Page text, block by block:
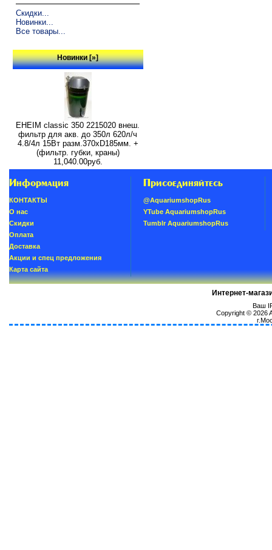
Скидки...
Новинки...
Все товары...
Новинки [»]
EHEIM classic 350 2215020 внеш.
фильтр для акв. до 350л 620л/ч
4.8/4л 15Вт разм.370хD185мм. +
(фильтр. губки, краны)
11,040.00руб.
Информация
КОНТАКТЫ
О нас
Скидки
Oплатa
Доставка
Акции и спец предложения
Карта сайта
Присоединяйтесь
@AquariumshopRus
YTube AquariumshopRus
Tumblr AquariumshopRus
Интернет-
Ваш
Copyright © 2026